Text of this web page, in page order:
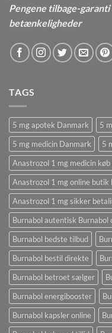
Pengene tilbage-
betænkeligheder
TAGS
5 mg apotek Danmark 5
5 mg medicin Danmark
5
Anastrozol 1 mg medicin
Anastrozol 1 mg online butik
Anastrozol 1 mg sikker
Burnabol autentisk Burnabol
Burnabol bedste tilbud
Burnabol bestil direkte
Burnabol betroet sælger
Burnabol energibooster
Burnabol kapsler online